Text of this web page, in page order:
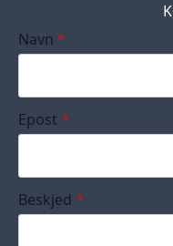
Navn *
Epost *
Beskjed *